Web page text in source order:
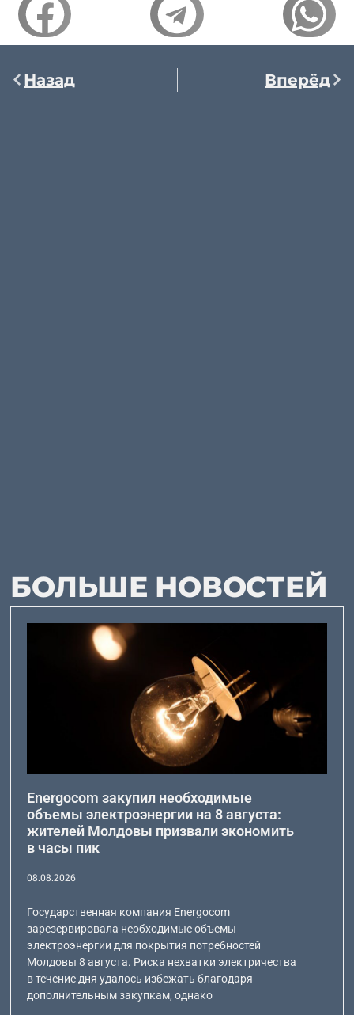
Назад Вперёд
БОЛЬШЕ НОВОСТЕЙ
Energocom закупил необходимые
объемы электроэнергии на 8 августа:
жителей Молдовы призвали экономить
в часы пик
08.08.2026
Государственная компания Energocom
зарезервировала необходимые объемы
электроэнергии для покрытия потребностей
Молдовы 8 августа. Риска нехватки электричества
в течение дня удалось избежать благодаря
дополнительным закупкам, однако